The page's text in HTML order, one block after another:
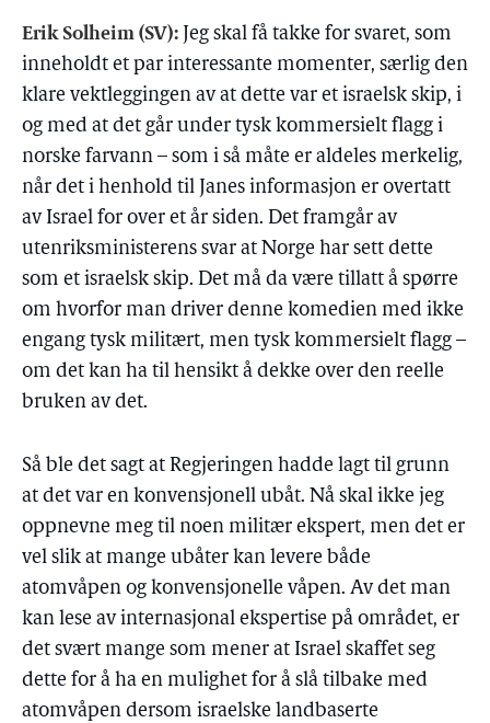
Erik Solheim (SV): Jeg skal få takke for svaret, som
inneholdt et par interessante momenter, særlig den
klare vektleggingen av at dette var et israelsk skip, i
og med at det går under tysk kommersielt flagg i
norske farvann – som i så måte er aldeles merkelig,
når det i henhold til Janes informasjon er overtatt
av Israel for over et år siden. Det framgår av
utenriksministerens svar at Norge har sett dette
som et israelsk skip. Det må da være tillatt å spørre
om hvorfor man driver denne komedien med ikke
engang tysk militært, men tysk kommersielt flagg –
om det kan ha til hensikt å dekke over den reelle
bruken av det.
Så ble det sagt at Regjeringen hadde lagt til grunn
at det var en konvensjonell ubåt. Nå skal ikke jeg
oppnevne meg til noen militær ekspert, men det er
vel slik at mange ubåter kan levere både
atomvåpen og konvensjonelle våpen. Av det man
kan lese av internasjonal ekspertise på området, er
det svært mange som mener at Israel skaffet seg
dette for å ha en mulighet for å slå tilbake med
atomvåpen dersom israelske landbaserte